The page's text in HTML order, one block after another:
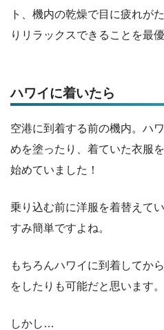
ト、機内の乾燥で目に疲れが
りリラックスできることを最
ハワイに着いたら
空港に到着する前の機内。ハ
めを塗ったり、着ていた衣服
始めていました！
乗り込む前に洋服を着替えて
すみ簡単ですよね。
もちろんハワイに到着してか
をしたりも可能だと思います。
しかし…